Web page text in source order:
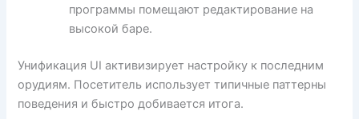
программы помещают редактирование на
высокой баре.
Унификация UI активизирует настройку к последним
орудиям. Посетитель использует типичные паттерны
поведения и быстро добивается итога.